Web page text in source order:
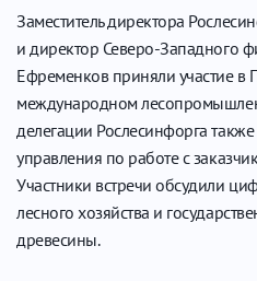
Заместитель директора
и директор Северо-Западного
Ефременков приняли участие в
международном
делегации Рослесинфорга
управления по работе с
Участники встречи обсудили
лесного хозяйства и
древесины.